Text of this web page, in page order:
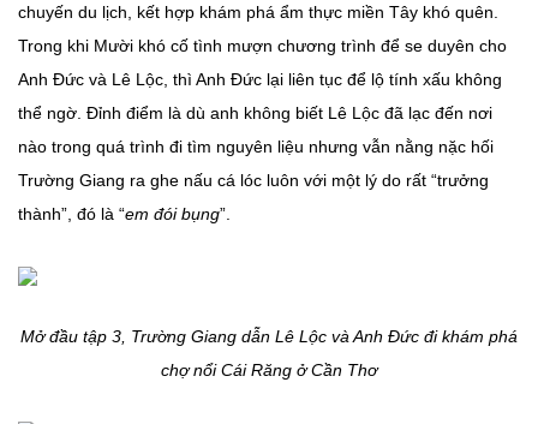
chuyến du lịch, kết hợp khám phá ẩm thực miền Tây khó quên.
Trong khi Mười khó cố tình mượn chương trình để se duyên cho
Anh Đức và Lê Lộc, thì Anh Đức lại liên tục để lộ tính xấu không
thể ngờ. Đỉnh điểm là dù anh không biết Lê Lộc đã lạc đến nơi
nào trong quá trình đi tìm nguyên liệu nhưng vẫn nằng nặc hối
Trường Giang ra ghe nấu cá lóc luôn với một lý do rất “trưởng
thành”, đó là “em đói bụng”.
Mở đầu tập 3, Trường Giang dẫn Lê Lộc và Anh Đức đi khám phá
chợ nổi Cái Răng ở Cần Thơ